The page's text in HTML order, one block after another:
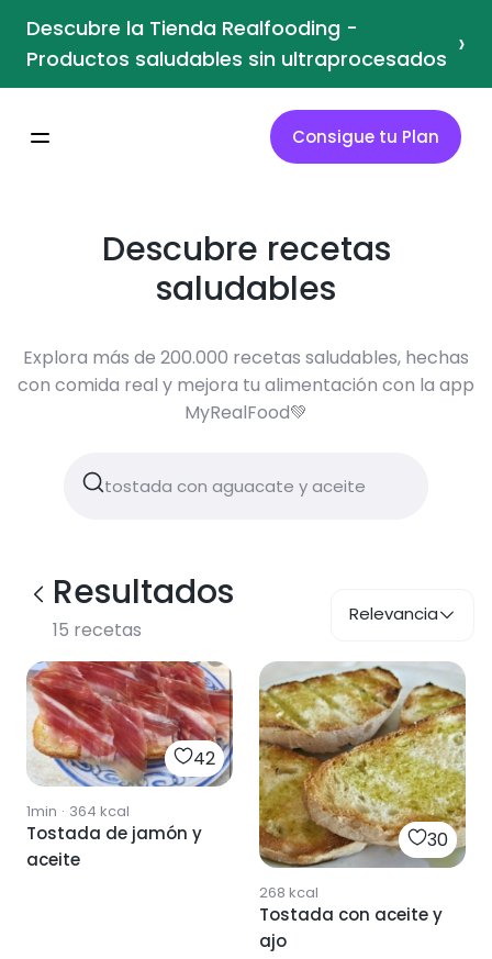
Descubre la Tienda Realfooding -
Productos saludables sin ultraprocesados ›
Consigue tu Plan
Descubre recetas
saludables
Explora más de 200.000 recetas saludables, hechas
con comida real y mejora tu alimentación con la app
MyRealFood💚
Resultados
15 recetas
Relevancia
42
1min · 364 kcal
Tostada de jamón y
aceite
30
268 kcal
Tostada con aceite y
ajo